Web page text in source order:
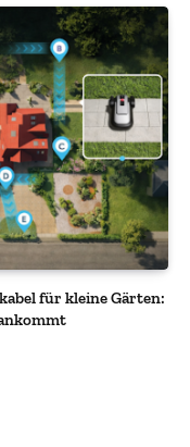
für kleine Gärten: